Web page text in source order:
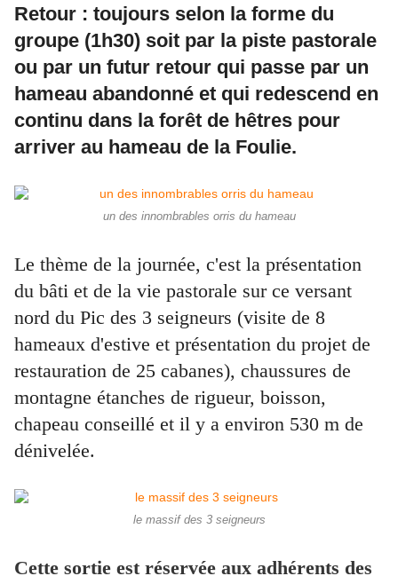
Retour : toujours selon la forme du
groupe (1h30) soit par la piste pastorale
ou par un futur retour qui passe par un
hameau abandonné et qui redescend en
continu dans la forêt de hêtres pour
arriver au hameau de la Foulie.
un des innombrables orris du hameau
Le thème de la journée, c'est la présentation
du bâti et de la vie pastorale sur ce versant
nord du Pic des 3 seigneurs (visite de 8
hameaux d'estive et présentation du projet de
restauration de 25 cabanes), chaussures de
montagne étanches de rigueur, boisson,
chapeau conseillé et il y a environ 530 m de
dénivelée.
le massif des 3 seigneurs
Cette sortie est réservée aux adhérents des